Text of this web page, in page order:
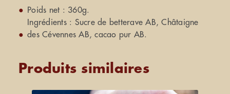
Poids net : 360g.
Ingrédients : Sucre de betterave AB, Châtaigne
des Cévennes AB, cacao pur AB.
Produits similaires